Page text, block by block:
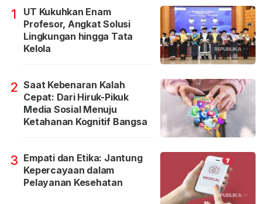
1
UT Kukuhkan Enam
Profesor, Angkat Solusi
Lingkungan hingga Tata
Kelola
2 Saat Kebenaran Kalah
Cepat: Dari Hiruk-Pikuk
Media Sosial Menuju
Ketahanan Kognitif Bangsa
3 Empati dan Etika: Jantung
Kepercayaan dalam
Pelayanan Kesehatan